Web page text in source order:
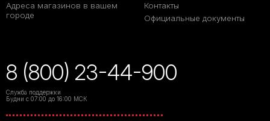
Адреса магазинов в вашем
городе
Контакты
Официальные документы
8 (800) 23-44-900
Служба поддержки
Будни с 07:00 до 16:00 МСК